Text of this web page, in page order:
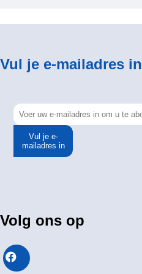
Vul je e-mailadres in
Vul je e-
mailadres in
Volg ons op